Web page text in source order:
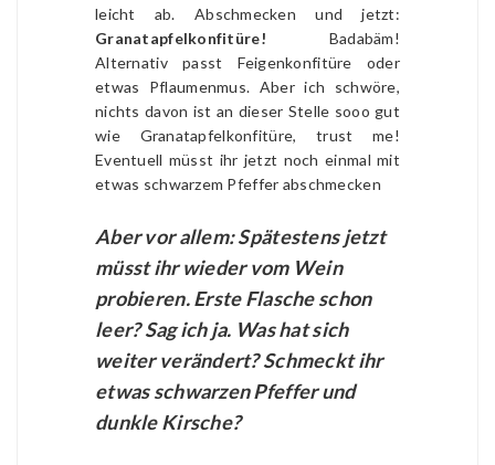
leicht ab. Abschmecken und jetzt:
Granatapfelkonfitüre! Badabäm!
Alternativ passt Feigenkonfitüre oder
etwas Pflaumenmus. Aber ich schwöre,
nichts davon ist an dieser Stelle sooo gut
wie Granatapfelkonfitüre, trust me!
Eventuell müsst ihr jetzt noch einmal mit
etwas schwarzem Pfeffer abschmecken
Aber vor allem: Spätestens jetzt
müsst ihr wieder vom Wein
probieren. Erste Flasche schon
leer? Sag ich ja. Was hat sich
weiter verändert? Schmeckt ihr
etwas schwarzen Pfeffer und
dunkle Kirsche?